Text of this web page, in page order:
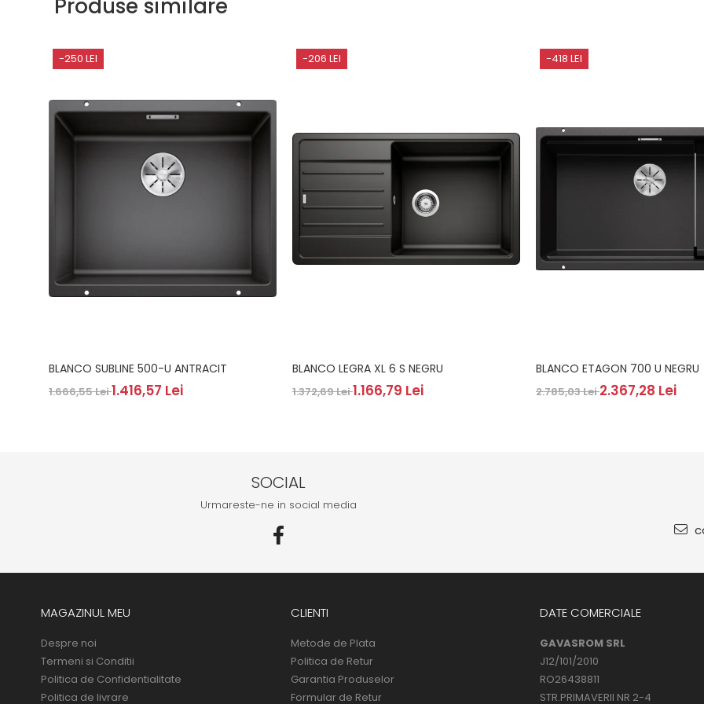
Produse similare
-250 LEI
BLANCO SUBLINE 500-U ANTRACIT
1.666,55 Lei1.416,57 Lei
-206 LEI
BLANCO LEGRA XL 6 S NEGRU
1.372,69 Lei1.166,79 Lei
-418 LEI
BLANCO ETAGON 700 U NEGRU
2.785,03 Lei2.367,28 Lei
SOCIAL
Urmareste-ne in social media
MAGAZINUL MEU
Despre noi
Termeni si Conditii
Politica de Confidentialitate
Politica de livrare
CLIENTI
Metode de Plata
Politica de Retur
Garantia Produselor
Formular de Retur
DATE COMERCIALE
GAVASROM SRL
J12/101/2010
RO26438811
STR.PRIMAVERII NR 2-4